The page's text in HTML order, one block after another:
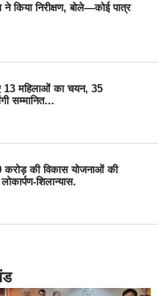
किया निरीक्षण, बोले—कोई पात्र
13 महिलाओं का चयन, 35
सम्मानित…
करोड़ की विकास योजनाओं की
शिलान्यास.